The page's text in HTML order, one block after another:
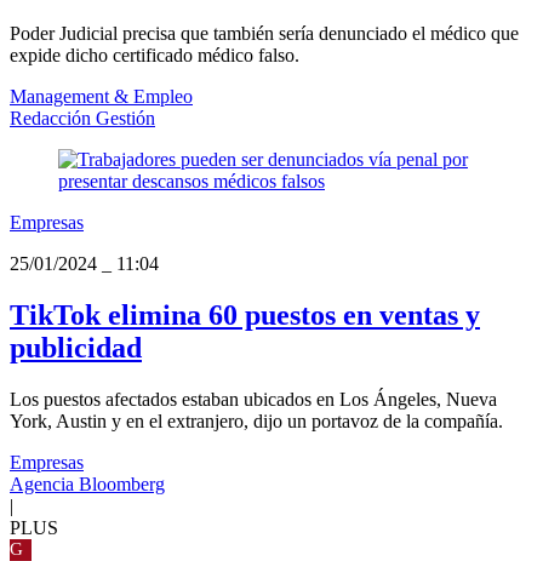
Poder Judicial precisa que también sería denunciado el médico que
expide dicho certificado médico falso.
Management & Empleo
Redacción Gestión
Empresas
25/01/2024
11:04
TikTok elimina 60 puestos en ventas y
publicidad
Los puestos afectados estaban ubicados en Los Ángeles, Nueva
York, Austin y en el extranjero, dijo un portavoz de la compañía.
Empresas
Agencia Bloomberg
|
PLUS
G